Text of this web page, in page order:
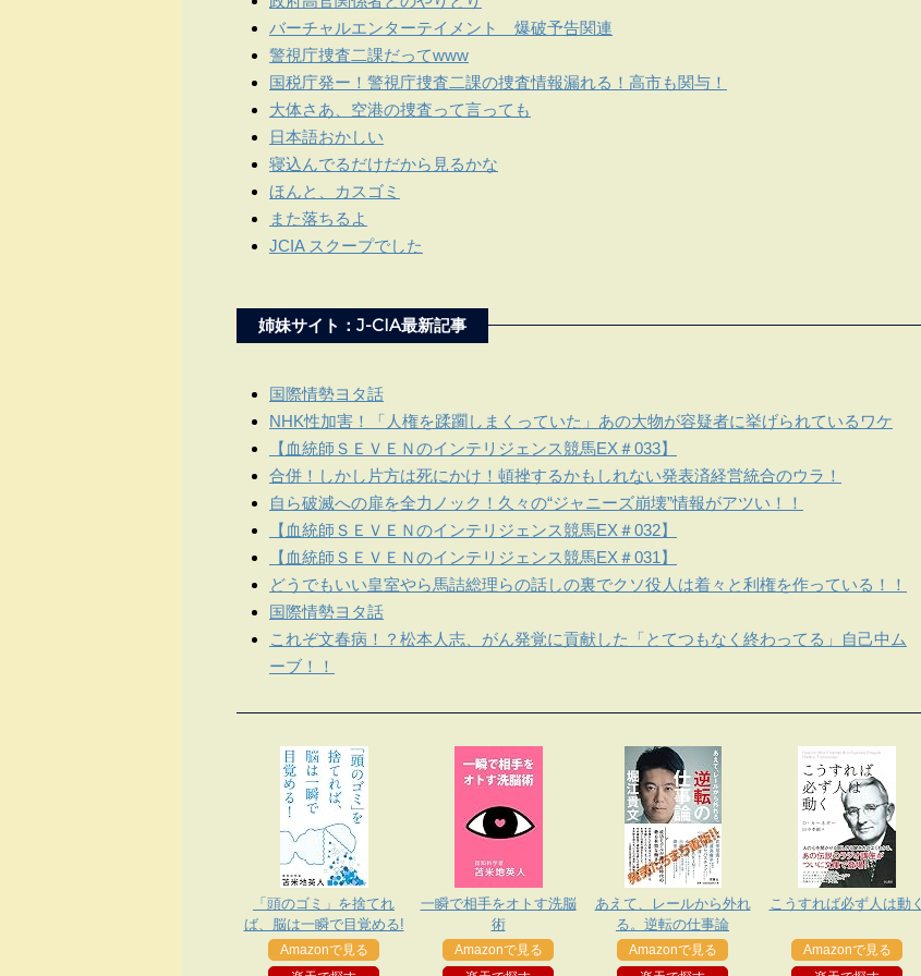
バーチャルエンターテイメント 爆破予告関連
警視庁捜査二課だってwww
国税庁発ー！警視庁捜査二課の捜査情報漏れる！高市も関与！
大体さあ、空港の捜査って言っても
日本語おかしい
寝込んでるだけだから見るかな
ほんと、カスゴミ
また落ちるよ
JCIA スクープでした
姉妹サイト：J-CIA最新記事
国際情勢ヨタ話
NHK性加害！「人権を蹂躙しまくっていた」あの大物が容疑者に挙げられているワケ
【血統師ＳＥＶＥＮのインテリジェンス競馬EX＃033】
合併！しかし片方は死にかけ！頓挫するかもしれない発表済経営統合のウラ！
自ら破滅への扉を全力ノック！久々の“ジャニーズ崩壊”情報がアツい！！
【血統師ＳＥＶＥＮのインテリジェンス競馬EX＃032】
【血統師ＳＥＶＥＮのインテリジェンス競馬EX＃031】
どうでもいい皇室やら馬詰総理らの話しの裏でクソ役人は着々と利権を作っている！！
国際情勢ヨタ話
これぞ文春病！？松本人志、がん発覚に貢献した「とてつもなく終わってる」自己中ム
ーブ！！
「頭のゴミ」を捨てれ
ば、脳は一瞬で目覚める!
Amazonで見る
一瞬で相手をオトす洗脳
術
Amazonで見る
あえて、レールから外れ
る。逆転の仕事論
Amazonで見る
こうすれば必ず人は動く
Amazonで見る